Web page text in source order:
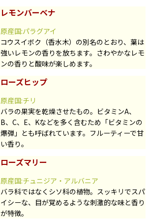
レモンバーベナ
原産国:パラグアイ
コウスイボク（香水木）の別名のとおり、葉は
強いレモンの香りを放ちます。さわやかなレモ
ンの香りと酸味が楽しめます。
ローズヒップ
原産国:チリ
バラの果実を乾燥させたもの。ビタミンA、
B、C、E、Kなどを多く含むため「ビタミンの
爆弾」とも呼ばれています。フルーティーで甘
い香り。
ローズマリー
原産国:チュニジア・アルバニア
バラ科ではなくシソ科の植物。スッキリでスパ
イシーな、目が覚めるような刺激的な味と香り
が特徴。